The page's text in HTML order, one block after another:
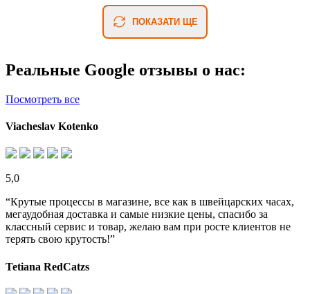
ПОКАЗАТИ ЩЕ
Реальные Google отзывы о нас:
Посмотреть все
Viacheslav Kotenko
5,0
“Крутые процессы в магазине, все как в швейцарских часах,
мегаудобная доставка и самые низкие цены, спасибо за
классный сервис и товар, желаю вам при росте клиентов не
терять свою крутость!”
Tetiana RedCatzs